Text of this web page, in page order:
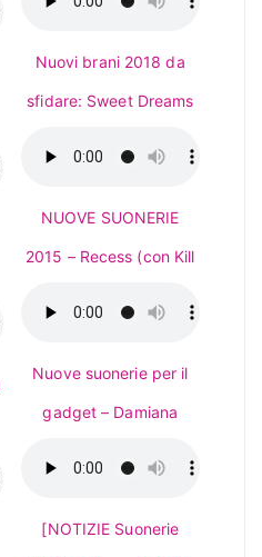
Nuovi brani 2018 da
sfidare: Sweet Dreams
NUOVE SUONERIE
2015 – Recess (con Kill
Nuove suonerie per il
gadget – Damiana
[NOTIZIE Suonerie